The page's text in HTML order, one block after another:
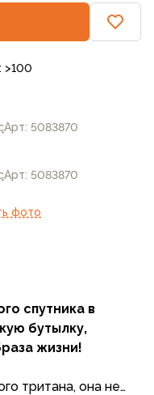
Арт: 5083870
Арт: 5083870
>100
фото
спутника в
бутылку,
жизни!
тритана, она не